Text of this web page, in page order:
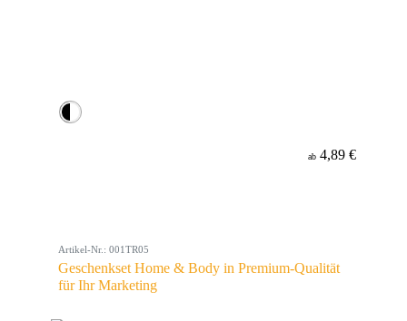
ab 4,89 €
Artikel-Nr.: 001TR05
Geschenkset Home & Body in Premium-Qualität
für Ihr Marketing